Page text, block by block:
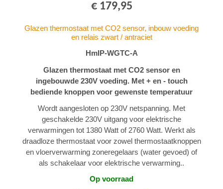
€ 179,95
Glazen thermostaat met CO2 sensor, inbouw voeding
en relais zwart / antraciet
HmIP-WGTC-A
Glazen thermostaat met CO2 sensor en
ingebouwde 230V voeding. Met + en - touch
bediende knoppen voor gewenste temperatuur
Wordt aangesloten op 230V netspanning. Met
geschakelde 230V uitgang voor elektrische
verwarmingen tot 1380 Watt of 2760 Watt. Werkt als
draadloze thermostaat voor zowel thermostaatknoppen
en vloerverwarming zoneregelaars (water gevoed) of
als schakelaar voor elektrische verwarming..
Op voorraad